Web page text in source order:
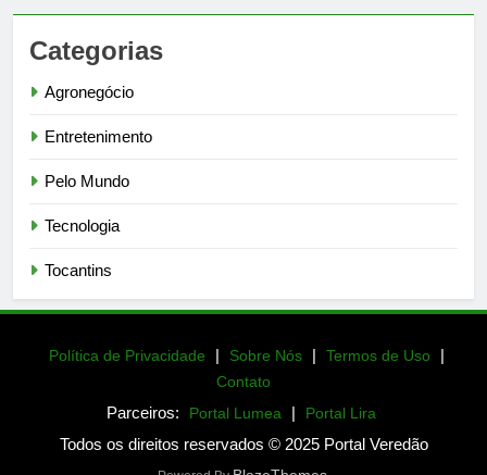
Categorias
Agronegócio
Entretenimento
Pelo Mundo
Tecnologia
Tocantins
Política de Privacidade | Sobre Nós | Termos de Uso |
Contato
Parceiros: Portal Lumea | Portal Lira
Todos os direitos reservados © 2025 Portal Veredão